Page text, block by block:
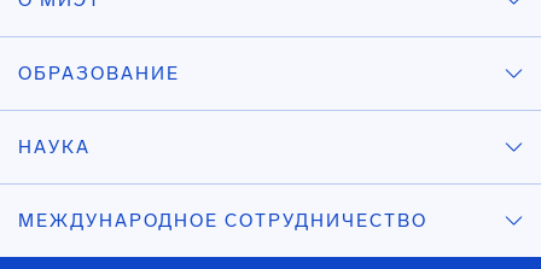
ОБРАЗОВАНИЕ
НАУКА
МЕЖДУНАРОДНОЕ СОТРУДНИЧЕСТВО